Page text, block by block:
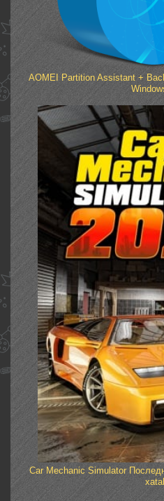
AOMEI Partition Assistant +
Car Mechanic Simulator